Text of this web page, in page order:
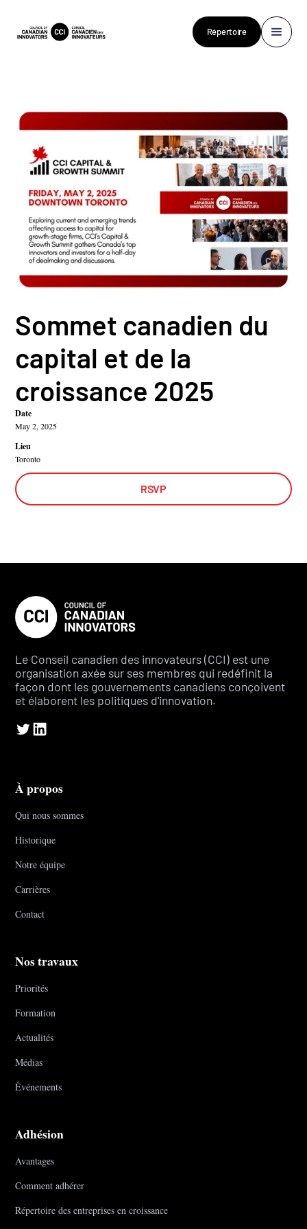
Répertoire
Sommet canadien du
capital et de la
croissance 2025
Date
May 2, 2025
Lieu
Toronto
RSVP
Le Conseil canadien des innovateurs (CCI) est une
organisation axée sur ses membres qui redéfinit la
façon dont les gouvernements canadiens conçoivent
et élaborent les politiques d'innovation.
À propos
Qui nous sommes
Historique
Notre équipe
Carrières
Contact
Nos travaux
Priorités
Formation
Actualités
Médias
Événements
Adhésion
Avantages
Comment adhérer
Répertoire des entreprises en croissance